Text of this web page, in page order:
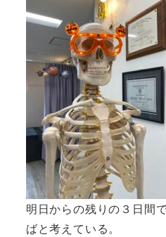
明日からの残りの３日間
ばと考えている。